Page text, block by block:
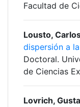
Facultad de
Lousto,
dispersión a
Doctoral.
de Ciencias
Lovrich,